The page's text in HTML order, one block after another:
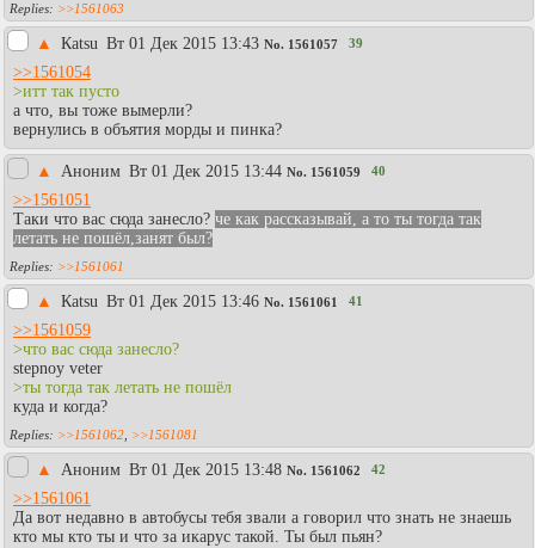
>>1561063
▲ Каtsu Вт 01 Дек 2015 13:43 No. 1561057 39
>>1561054
>итт так пусто
а что, вы тоже вымерли?
вернулись в объятия морды и пинка?
▲ Аноним Вт 01 Дек 2015 13:44 No. 1561059 40
>>1561051
Таки что вас сюда занесло? че как рассказывай, а то ты тогда так
летать не пошёл,занят был?
>>1561061
▲ Каtsu Вт 01 Дек 2015 13:46 No. 1561061 41
>>1561059
>что вас сюда занесло?
stepnoy veter
>ты тогда так летать не пошёл
куда и когда?
>>1561062 >>1561081
▲ Аноним Вт 01 Дек 2015 13:48 No. 1561062 42
>>1561061
Да вот недавно в автобусы тебя звали а говорил что знать не знаешь
кто мы кто ты и что за икарус такой. Ты был пьян?